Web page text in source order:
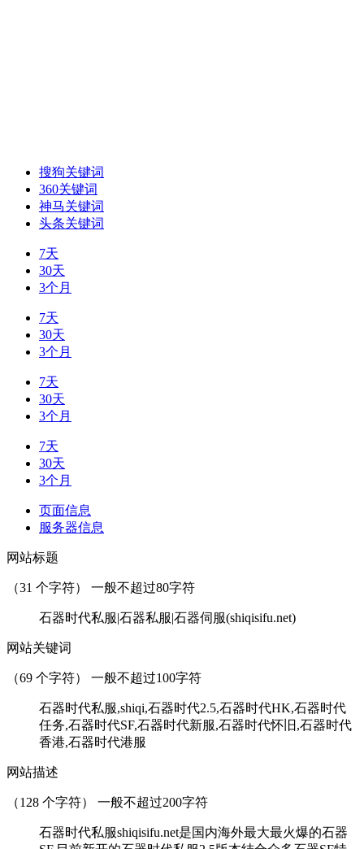
搜狗关键词
360关键词
神马关键词
头条关键词
7天
30天
3个月
7天
30天
3个月
7天
30天
3个月
7天
30天
3个月
页面信息
服务器信息
网站标题
（31 个字符） 一般不超过80字符
石器时代私服|石器私服|石器伺服(shiqisifu.net)
网站关键词
（69 个字符） 一般不超过100字符
石器时代私服,shiqi,石器时代2.5,石器时代HK,石器时代
任务,石器时代SF,石器时代新服,石器时代怀旧,石器时代
香港,石器时代港服
网站描述
（128 个字符） 一般不超过200字符
石器时代私服shiqisifu.net是国内海外最大最火爆的石器